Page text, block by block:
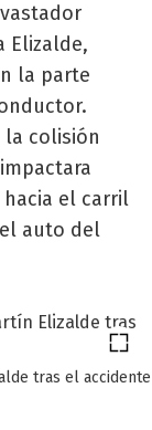
Elizalde,
la parte
la colisión
el carril
auto del
tras el accidente